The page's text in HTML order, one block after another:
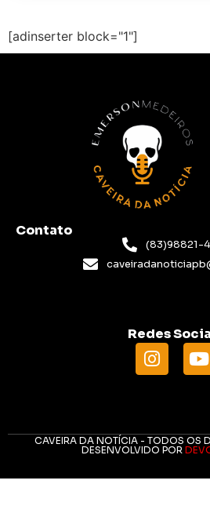
[adinserter block="1"]
Contato
(83)98821-
Redes
CAVEIRA DA NOTÍCIA - TODOS OS
DESENVOLVIDO POR